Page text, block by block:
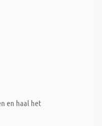
en haal het